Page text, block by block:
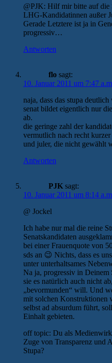
@PJK: Hilf mir bitte auf die
LHG-Kandidatinnen außer
Gerade Letztere ist ja in
progressiv…
Antworten
flo sagt:
10. Januar 2011 um 7:47
naja, dass das stupa
senat bildet eigentlich nur
ab.
die geringe zahl der
vermutlich nach recht
und juler, die nicht gewählt
Antworten
PJK sagt:
10. Januar 2011 um 8:14
@ Jockel
Ich habe nur mal die reine
Senatskandidaten
bei einer Frauenquote von
sds an 😉 Nichts, dass es
unter unterhaltsames
Na ja, progressiv in Deinem
sie es natürlich auch nicht
„bevormunden“ will. Und
mit solchen Konstruktionen
selbst ad absurdum führt,
Einhalt gebieten.
off topic: Du als
Zuge von Transparenz und
Stupa?